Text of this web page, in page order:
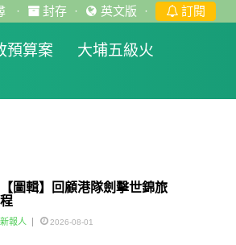
· 封存 · 英文版 · 訂閱
預算案
大埔五級火
【圖輯】回顧港隊劍擊世錦旅
程
新報人 2026-08-01